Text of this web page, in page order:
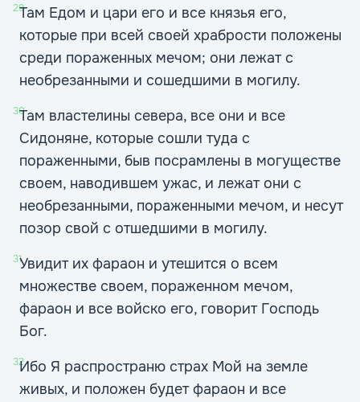
29Там Едом и цари его и все князья его,
которые при всей своей храбрости положены
среди пораженных мечом; они лежат с
необрезанными и сошедшими в могилу.
30Там властелины севера, все они и все
Сидоняне, которые сошли туда с
пораженными, быв посрамлены в могуществе
своем, наводившем ужас, и лежат они с
необрезанными, пораженными мечом, и несут
позор свой с отшедшими в могилу.
31Увидит их фараон и утешится о всем
множестве своем, пораженном мечом,
фараон и все войско его, говорит Господь
Бог.
32Ибо Я распространю страх Мой на земле
живых, и положен будет фараон и все